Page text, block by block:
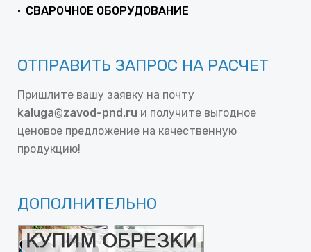
СВАРОЧНОЕ ОБОРУДОВАНИЕ
ОТПРАВИТЬ ЗАПРОС НА РАСЧЕТ
Пришлите вашу заявку на почту
kaluga@zavod-pnd.ru и получите выгодное
ценовое предложение на качественную
продукцию!
ДОПОЛНИТЕЛЬНО